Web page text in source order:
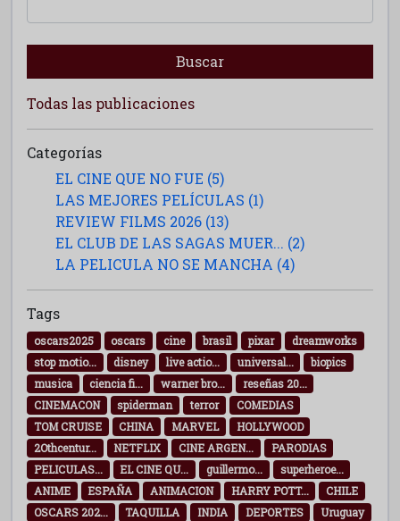
Buscar
Todas las publicaciones
Categorías
EL CINE QUE NO FUE (5)
LAS MEJORES PELÍCULAS (1)
REVIEW FILMS 2026 (13)
EL CLUB DE LAS SAGAS MUER... (2)
LA PELICULA NO SE MANCHA (4)
Tags
oscars2025 oscars cine brasil pixar
dreamworks
stop motio...
disney live actio... universal...
biopics
musica
ciencia fi... warner bro...
reseñas 20...
CINEMACON
spiderman terror
COMEDIAS
TOM CRUISE
CHINA MARVEL
HOLLYWOOD
2Othcentur...
NETFLIX CINE ARGEN...
PARODIAS
PELICULAS...
EL CINE QU... guillermo...
superheroe...
ANIME
ESPAÑA ANIMACION HARRY POTT...
CHILE
OSCARS 202...
TAQUILLA INDIA DEPORTES
Uruguay